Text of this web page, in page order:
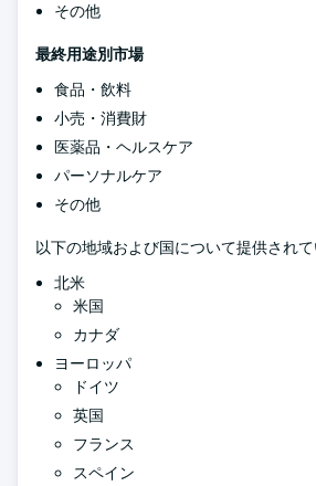
その他
最終用途別市場
食品・飲料
小売・消費財
医薬品・ヘルスケア
パーソナルケア
その他
以下の地域および国について提供されて
北米
米国
カナダ
ヨーロッパ
ドイツ
英国
フランス
スペイン